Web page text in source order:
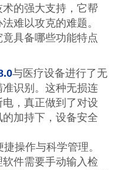
的强大支持，它帮
难以攻克的难题。
具备哪些功能特点
与医疗设备进行了无
识别。这种无损连
，真正做到了对设
加持下，设备安全
操作与科学管理。
件需要手动输入检